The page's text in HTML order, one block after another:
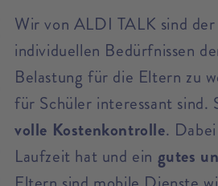
Wir von ALDI TALK sind
individuellen Bedürfnissen
Belastung für die Eltern zu
für Schüler interessant sind.
volle Kostenkontrolle.
Laufzeit hat und ein gutes